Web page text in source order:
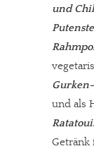
und
und als
Getränk